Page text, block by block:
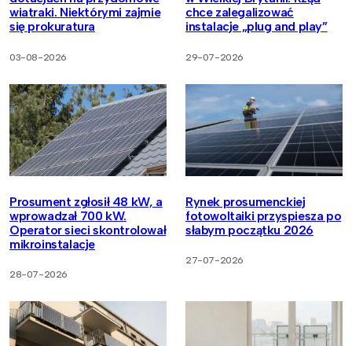
wiatraki. Niektórymi zajmie
się prokuratura
03-08-2026
chce zalegalizować
instalacje „plug and play”
29-07-2026
Prosument zgłosił 48 kW, a
wprowadzał 700 kW.
Operator sieci skontrolował
mikroinstalacje
28-07-2026
Rynek prosumenckiej
fotowoltaiki przyspiesza po
słabym początku 2026
27-07-2026